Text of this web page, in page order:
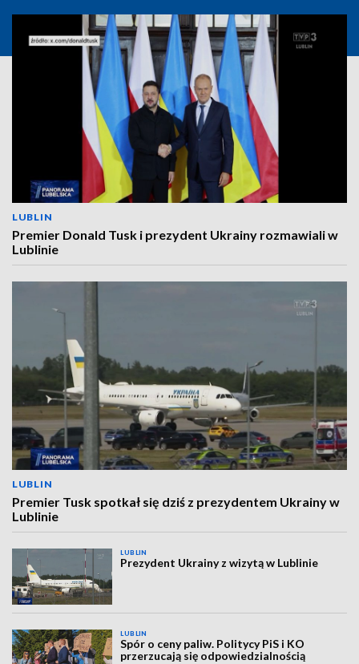
LUBLIN
Premier Donald Tusk i prezydent Ukrainy rozmawiali w
Lublinie
LUBLIN
Premier Tusk spotkał się dziś z prezydentem Ukrainy w
Lublinie
LUBLIN
Prezydent Ukrainy z wizytą w Lublinie
LUBLIN
Spór o ceny paliw. Politycy PiS i KO
przerzucają się odpowiedzialnością